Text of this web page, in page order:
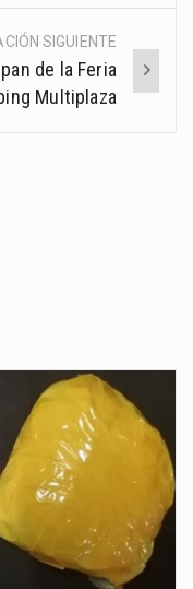
SIGUIENTE
de la Feria
Multiplaza